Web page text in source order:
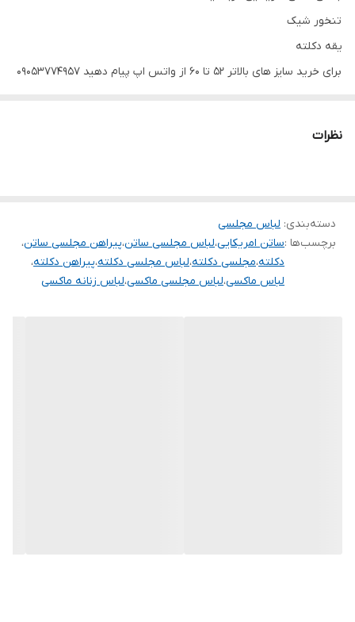
تنخور شیک
یقه دکلته
برای خرید سایز های بالاتر ۵۲ تا ۶۰ از واتس اپ پیام دهید ۰۹۰۵۳۷۷۴۹۵۷
تعویض سایز دارد.
نظرات
دسته‌بندی: لباس مجلسی
برچسب‌ها :ساتن امریکایی،لباس مجلسی ساتن،پیراهن مجلسی ساتن،
دکلته،مجلسی دکلته،لباس مجلسی دکلته،پیراهن دکلته،
لباس ماکسی،لباس مجلسی ماکسی،لباس زنانه ماکسی